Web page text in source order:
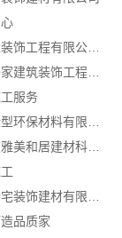
天宁家庭装修公司推荐，常州宜居佳装饰工程有限公司值得信赖
佛山顺德专业家装装饰佛山市雅居美家建筑装饰工程有限公司
服务
匠心施工家装改造二手房改造，宁波雅美和居建材科技有限公司
品质家